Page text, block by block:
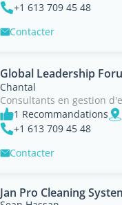
+1 613 709 45 48
Contacter
Global Leadership
Chantal
Consultants en gestion
1 Recommandations
+1 613 709 45 48
Contacter
Jan Pro Cleaning